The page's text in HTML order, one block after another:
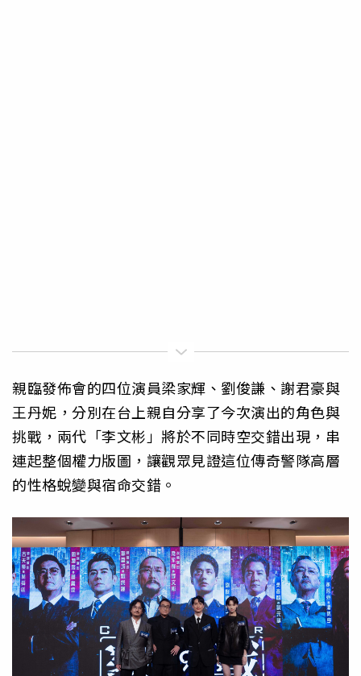
親臨發佈會的四位演員梁家輝、劉俊謙、謝君豪與
王丹妮，分別在台上親自分享了今次演出的角色與
挑戰，兩代「李文彬」將於不同時空交錯出現，串
連起整個權力版圖，讓觀眾見證這位傳奇警隊高層
的性格蛻變與宿命交錯。